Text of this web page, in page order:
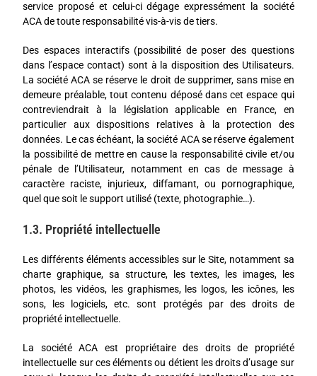
service proposé et celui-ci dégage expressément la société
ACA de toute responsabilité vis-à-vis de tiers.
Des espaces interactifs (possibilité de poser des questions
dans l’espace contact) sont à la disposition des Utilisateurs.
La société ACA se réserve le droit de supprimer, sans mise en
demeure préalable, tout contenu déposé dans cet espace qui
contreviendrait à la législation applicable en France, en
particulier aux dispositions relatives à la protection des
données. Le cas échéant, la société ACA se réserve également
la possibilité de mettre en cause la responsabilité civile et/ou
pénale de l’Utilisateur, notamment en cas de message à
caractère raciste, injurieux, diffamant, ou pornographique,
quel que soit le support utilisé (texte, photographie…).
1.3. Propriété intellectuelle
Les différents éléments accessibles sur le Site, notamment sa
charte graphique, sa structure, les textes, les images, les
photos, les vidéos, les graphismes, les logos, les icônes, les
sons, les logiciels, etc. sont protégés par des droits de
propriété intellectuelle.
La société ACA est propriétaire des droits de propriété
intellectuelle sur ces éléments ou détient les droits d’usage sur